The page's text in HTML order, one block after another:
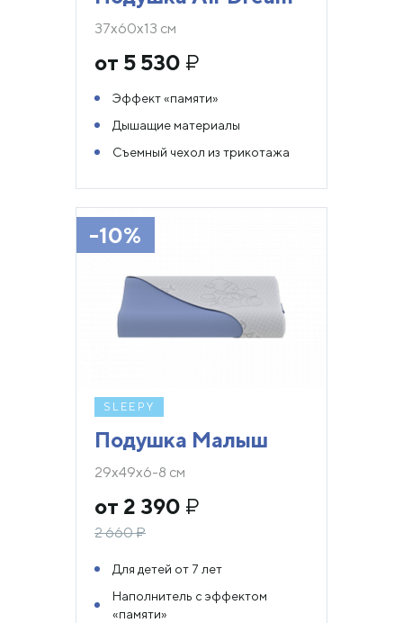
37х60х13 см
от 5 530 ₽
Эффект «памяти»
Дышащие материалы
Съемный чехол из трикотажа
-10%
SLEEPY
Подушка Малыш
29х49х6-8 см
от 2 390 ₽
2 660₽
Для детей от 7 лет
Наполнитель с эффектом
«памяти»